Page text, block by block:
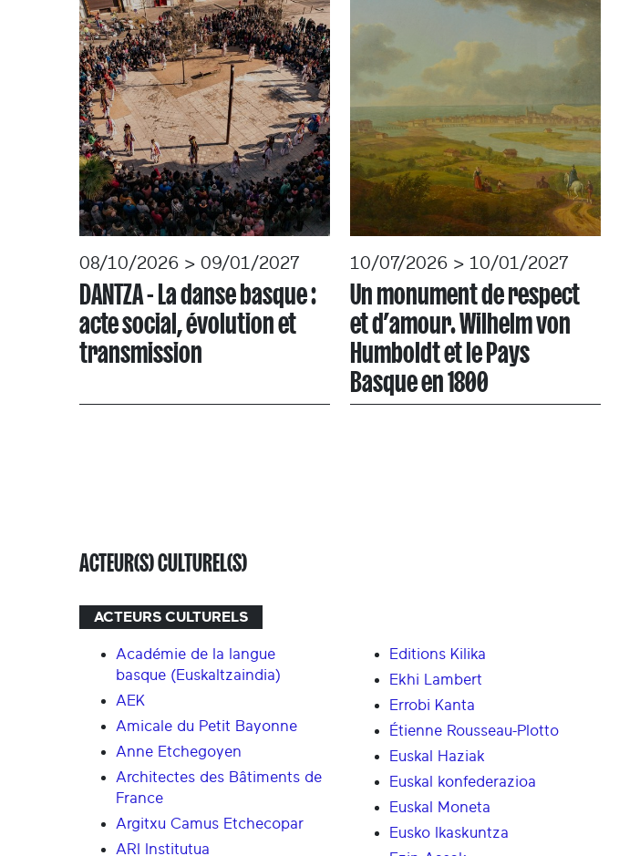
08/10/2026 > 09/01/2027
DANTZA - La danse basque :
acte social, évolution et
transmission
10/07/2026 > 10/01/2027
Un monument de respect
et d’amour. Wilhelm von
Humboldt et le Pays
Basque en 1800
ACTEUR(S) CULTUREL(S)
ACTEURS CULTURELS
Académie de la langue
basque (Euskaltzaindia)
AEK
Amicale du Petit Bayonne
Anne Etchegoyen
Architectes des Bâtiments de
France
Argitxu Camus Etchecopar
ARI Institutua
Editions Kilika
Ekhi Lambert
Errobi Kanta
Étienne Rousseau-Plotto
Euskal Haziak
Euskal konfederazioa
Euskal Moneta
Eusko Ikaskuntza